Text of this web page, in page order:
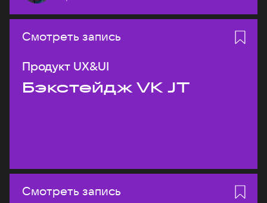
Смотреть запись
Продукт UX&UI
Бэкстейдж VK JT
Смотреть запись